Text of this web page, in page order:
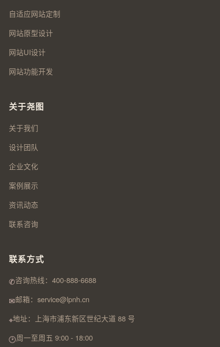
自适应网站定制
网站原型设计
网站UI设计
网站功能开发
关于尧图
关于我们
设计团队
企业文化
案例展示
资讯动态
联系咨询
联系方式
✆咨询热线：400-888-6688
✉邮箱：service@lpnh.cn
⌖地址：上海市浦东新区世纪大道 88 号
🕑周一至周五 9:00 - 18:00